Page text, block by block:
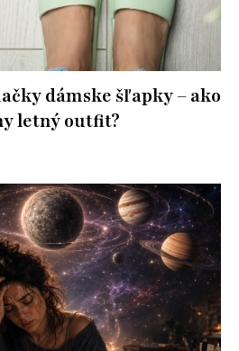
dámske šľapky – ako
letný outfit?